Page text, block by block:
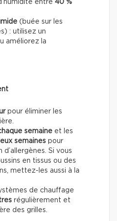
entre 40 %
(buée sur les
: utilisez un
améliorez la
pour éliminer les
semaine et les
semaines pour
d’allergènes. Si vous
en tissus ou des
mettez-les aussi à la
de chauffage
régulièrement et
des grilles.